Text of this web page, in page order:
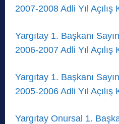
2007-2008 Adli Yıl Açılış
Yargıtay 1. Başkanı
2006-2007 Adli Yıl Açılış
Yargıtay 1. Başkanı
2005-2006 Adli Yıl Açılış
Yargıtay Onursal 1.